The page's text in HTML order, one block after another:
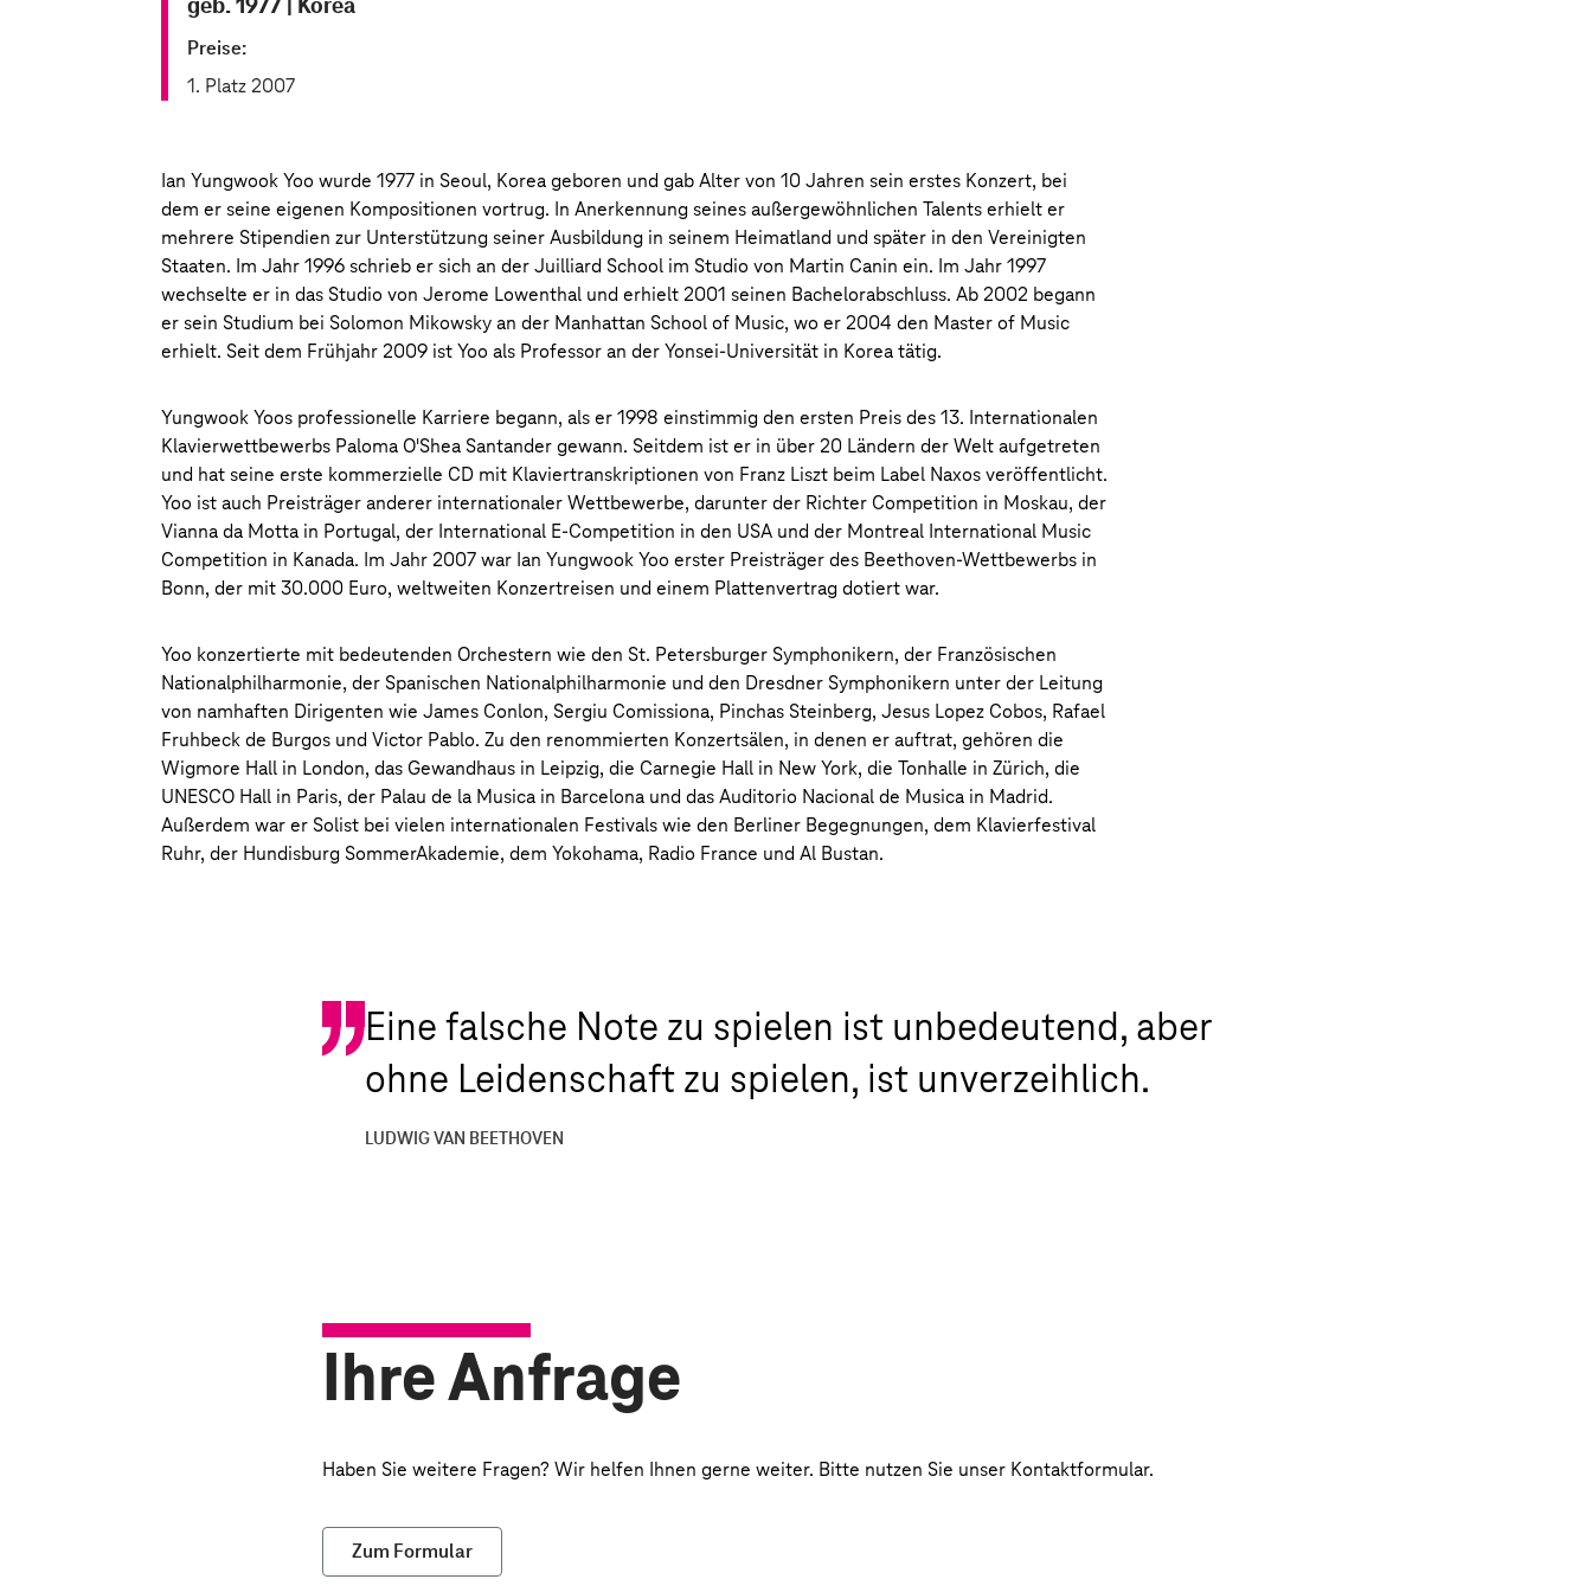
Preise:
1. Platz 2007
Ian Yungwook Yoo wurde 1977 in Seoul, Korea geboren und gab Alter von 10 Jahren sein erstes Konzert, bei
dem er seine eigenen Kompositionen vortrug. In Anerkennung seines außergewöhnlichen Talents erhielt er
mehrere Stipendien zur Unterstützung seiner Ausbildung in seinem Heimatland und später in den Vereinigten
Staaten. Im Jahr 1996 schrieb er sich an der Juilliard School im Studio von Martin Canin ein. Im Jahr 1997
wechselte er in das Studio von Jerome Lowenthal und erhielt 2001 seinen Bachelorabschluss. Ab 2002 begann
er sein Studium bei Solomon Mikowsky an der Manhattan School of Music, wo er 2004 den Master of Music
erhielt. Seit dem Frühjahr 2009 ist Yoo als Professor an der Yonsei-Universität in Korea tätig.
Yungwook Yoos professionelle Karriere begann, als er 1998 einstimmig den ersten Preis des 13. Internationalen
Klavierwettbewerbs Paloma O'Shea Santander gewann. Seitdem ist er in über 20 Ländern der Welt aufgetreten
und hat seine erste kommerzielle CD mit Klaviertranskriptionen von Franz Liszt beim Label Naxos veröffentlicht.
Yoo ist auch Preisträger anderer internationaler Wettbewerbe, darunter der Richter Competition in Moskau, der
Vianna da Motta in Portugal, der International E-Competition in den USA und der Montreal International Music
Competition in Kanada. Im Jahr 2007 war Ian Yungwook Yoo erster Preisträger des Beethoven-Wettbewerbs in
Bonn, der mit 30.000 Euro, weltweiten Konzertreisen und einem Plattenvertrag dotiert war.
Yoo konzertierte mit bedeutenden Orchestern wie den St. Petersburger Symphonikern, der Französischen
Nationalphilharmonie, der Spanischen Nationalphilharmonie und den Dresdner Symphonikern unter der Leitung
von namhaften Dirigenten wie James Conlon, Sergiu Comissiona, Pinchas Steinberg, Jesus Lopez Cobos, Rafael
Fruhbeck de Burgos und Victor Pablo. Zu den renommierten Konzertsälen, in denen er auftrat, gehören die
Wigmore Hall in London, das Gewandhaus in Leipzig, die Carnegie Hall in New York, die Tonhalle in Zürich, die
UNESCO Hall in Paris, der Palau de la Musica in Barcelona und das Auditorio Nacional de Musica in Madrid.
Außerdem war er Solist bei vielen internationalen Festivals wie den Berliner Begegnungen, dem Klavierfestival
Ruhr, der Hundisburg SommerAkademie, dem Yokohama, Radio France und Al Bustan.
Eine falsche Note zu spielen ist unbedeutend, aber
ohne Leidenschaft zu spielen, ist unverzeihlich.
LUDWIG VAN BEETHOVEN
Ihre Anfrage
Haben Sie weitere Fragen? Wir helfen Ihnen gerne weiter. Bitte nutzen Sie unser Kontaktformular.
Zum Formular